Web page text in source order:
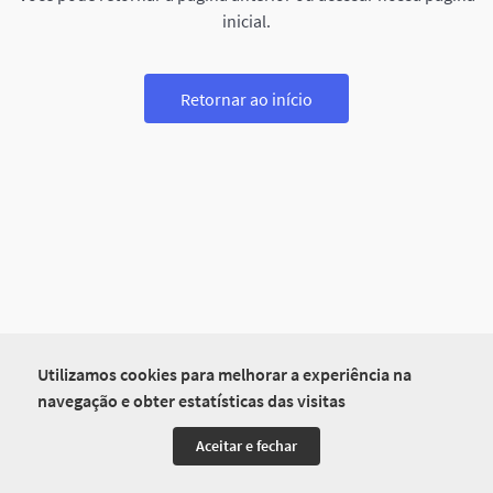
Utilizamos cookies para melhorar a experiência na
navegação e obter estatísticas das visitas
Aceitar e fechar
inicial.
Retornar ao início